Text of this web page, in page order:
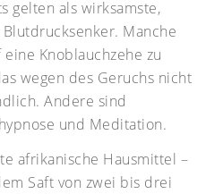
gelten als wirksamste,
Manche
Knoblauchzehe zu
wegen des Geruchs nicht
Andere sind
und Meditation.
afrikanische Hausmittel –
Saft von zwei bis drei